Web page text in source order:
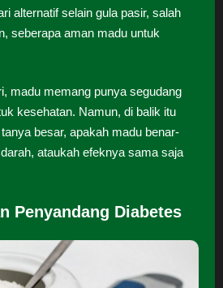
alternatif selain gula pasir, salah
seberapa aman madu untuk
madu memang punya segudang
kesehatan. Namun, di balik itu
besar, apakah madu benar-
ataukah efeknya sama saja
Penyandang Diabetes